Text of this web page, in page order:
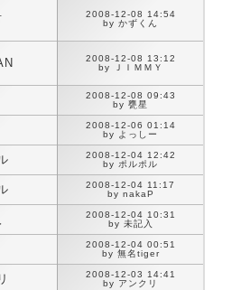
2008-12-08 14:54
by かずくん
2008-12-08 13:12
by ＪＩＭＭＹ
2008-12-08 09:43
by 甕星
2008-12-06 01:14
by よっしー
2008-12-04 12:42
by ポルポル
2008-12-04 11:17
by nakaP
2008-12-04 10:31
by 未記入
2008-12-04 00:51
by 無名tiger
2008-12-03 14:41
by アンクリ